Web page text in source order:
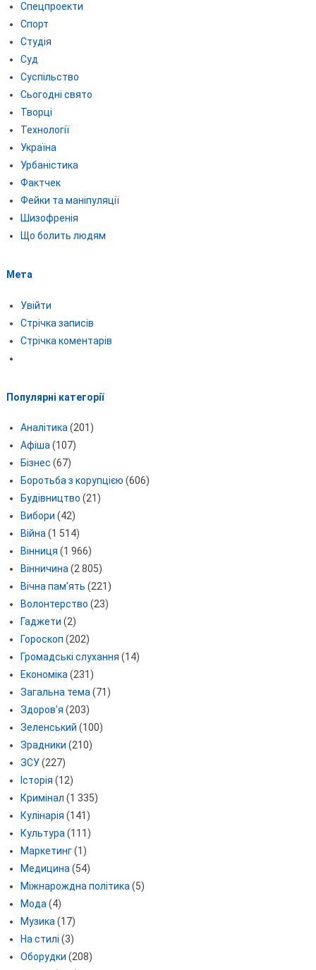
Спецпроекти
Спорт
Студія
Суд
Суспільство
Сьогодні свято
Творці
Технології
Україна
Урбаністика
Фактчек
Фейки та маніпуляції
Шизофренія
Що болить людям
Мета
Увійти
Стрічка записів
Стрічка коментарів
Популярні категорії
Аналітика(201)
Афіша(107)
Бізнес (67)
Боротьба з корупцією (606)
Будівництво (21)
Вибори (42)
Війна(1 514)
Вінниця (1 966)
Вінничина(2 805)
Вічна пам'ять (221)
Волонтерство (23)
Гаджети (2)
Гороскоп (202)
Громадські слухання (14)
Економіка(231)
Загальна тема(71)
Здоров'я (203)
Зеленський (100)
Зрадники (210)
ЗСУ(227)
Історія (12)
Кримінал (1 335)
Кулінарія (141)
Культура(111)
Маркетинг(1)
Медицина(54)
Міжнарождна політика(5)
Мода(4)
Музика(17)
На стилі (3)
Оборудки (208)